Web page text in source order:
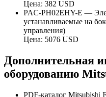
Цена: 382 USD
PAC-PH02EHY-E —
устанавливаемые на
управления)
Цена: 5076 USD
Дополнительная
оборудованию
PDF-каталог Mitsubishi